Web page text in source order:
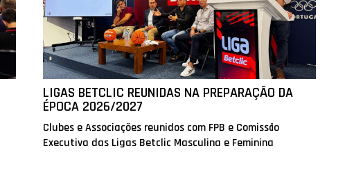
LIGAS BETCLIC REUNIDAS NA PREPARAÇÃO DA
ÉPOCA 2026/2027
Clubes e Associações reunidos com FPB e Comissão
Executiva das Ligas Betclic Masculina e Feminina